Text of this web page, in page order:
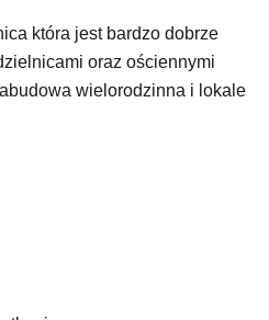
która jest bardzo dobrze
oraz ościennymi
wielorodzinna i lokale